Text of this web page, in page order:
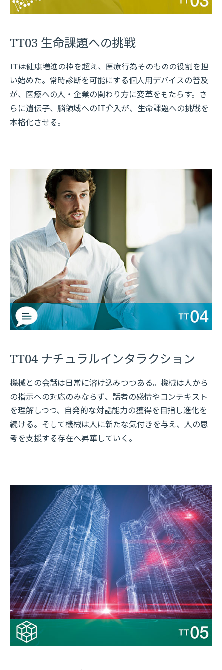
TT03 生命課題への挑戦
ITは健康増進の枠を超え、医療行為そのものの役割を担
い始めた。常時診断を可能にする個人用デバイスの普及
が、医療への人・企業の関わり方に変革をもたらす。さ
らに遺伝子、脳領域へのIT介入が、生命課題への挑戦を
本格化させる。
TT04 ナチュラルインタラクション
機械との会話は日常に溶け込みつつある。機械は人から
の指示への対応のみならず、話者の感情やコンテキスト
を理解しつつ、自発的な対話能力の獲得を目指し進化を
続ける。そして機械は人に新たな気付きを与え、人の思
考を支援する存在へ昇華していく。